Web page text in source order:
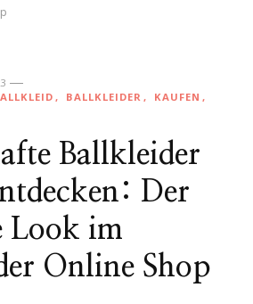
BALLKLEIDER
KAUFEN
Ballkleider
Der
Look im
Online Shop